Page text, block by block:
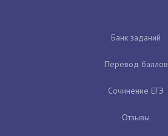
Банк заданий
Перевод баллов
Сочинение ЕГЭ
Отзывы